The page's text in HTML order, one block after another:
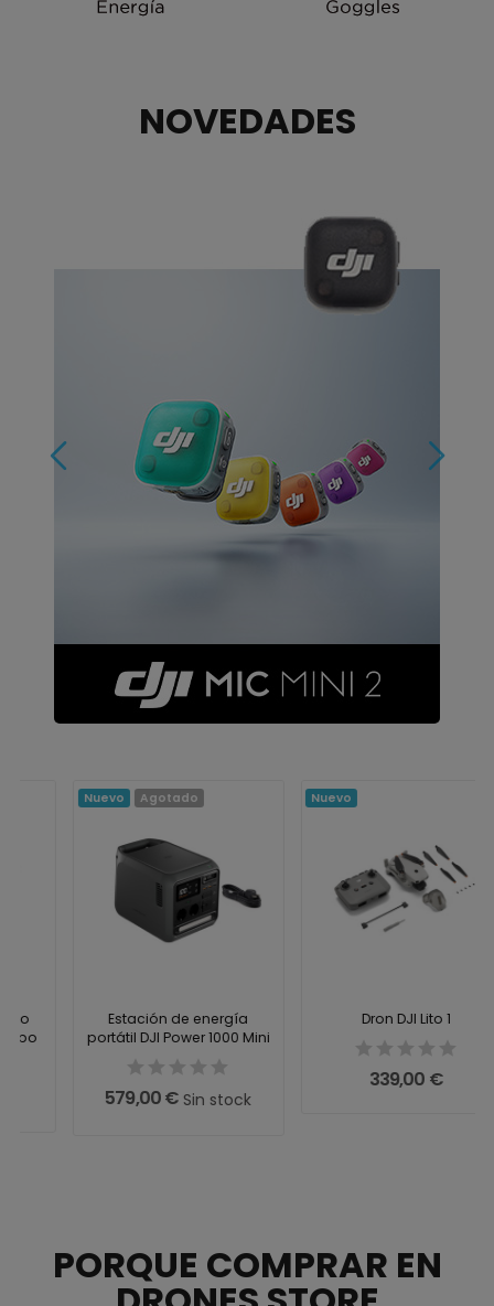
NOVEDADES
Agotado
Estación de energía
portátil DJI Power 1000 Mini
579,00 €Sin stock
Dron DJI Lito 1
339,00 €
PORQUE COMPRAR EN